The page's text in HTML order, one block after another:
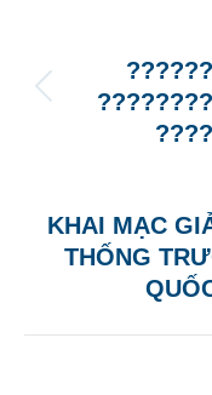
KHAI MẠC
THỐNG